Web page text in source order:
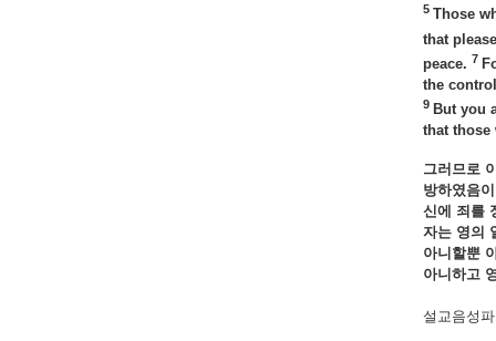
5 Those
that
peace. 7
the
9 But you
that
그러므로
방하였음이
신에
죄를
자는 영의
아니할뿐
아니하고
설교음성